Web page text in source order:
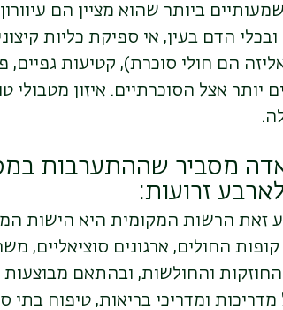
הם חולי סוכרת), קטיעות
יותר אצל הסוכרתיים. איזון
מסביר שההתערבות
זרועות:
זאת הרשות המקומית היא הישות
החולים, ארגונים סוציאליים,
והחולשות, ובהתאם
ומדריכי בריאות, טיפוח בתי